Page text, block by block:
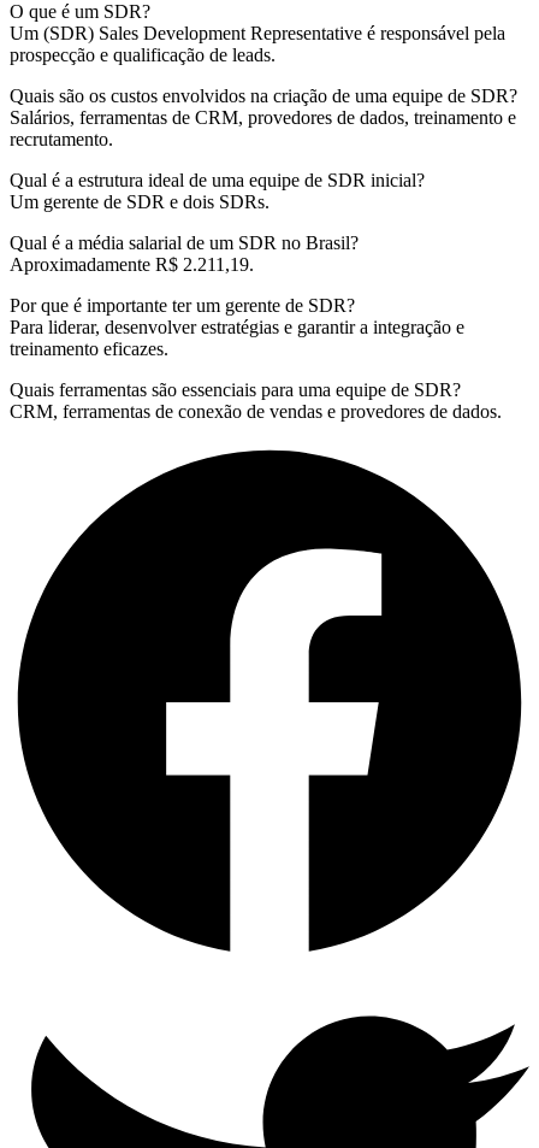
O que é um SDR?
Um (SDR) Sales Development Representative é responsável pela
prospecção e qualificação de leads.
Quais são os custos envolvidos na criação de uma equipe de SDR?
Salários, ferramentas de CRM, provedores de dados, treinamento e
recrutamento.
Qual é a estrutura ideal de uma equipe de SDR inicial?
Um gerente de SDR e dois SDRs.
Qual é a média salarial de um SDR no Brasil?
Aproximadamente R$ 2.211,19.
Por que é importante ter um gerente de SDR?
Para liderar, desenvolver estratégias e garantir a integração e
treinamento eficazes.
Quais ferramentas são essenciais para uma equipe de SDR?
CRM, ferramentas de conexão de vendas e provedores de dados.